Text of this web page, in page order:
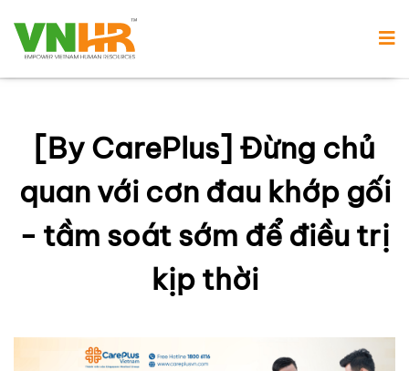
[By CarePlus] Đừng chủ
quan với cơn đau khớp gối
- tầm soát sớm để điều trị
kịp thời